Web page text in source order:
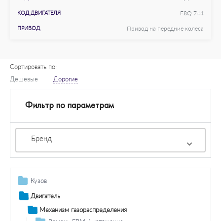
КОД ДВИГАТЕЛЯ F8Q 744
ПРИВОД Привод на передние колеса
Сортировать по:
Дешевые
Дорогие
Фильтр по параметрам
Бренд
Кузов
Топливный бак / комплектующие
Детали кузова / крыло / буфер
Двигатель
Механизм газораспределения